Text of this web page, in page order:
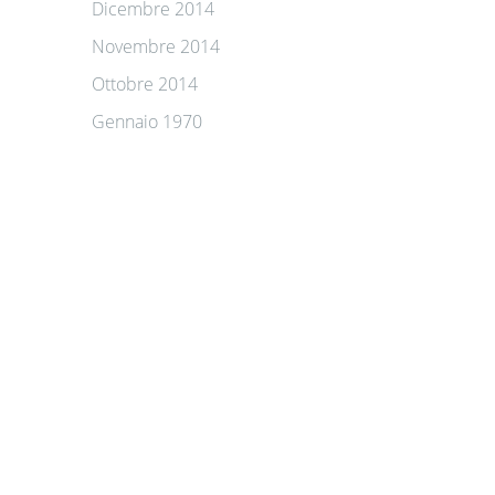
Dicembre 2014
Novembre 2014
Ottobre 2014
Gennaio 1970